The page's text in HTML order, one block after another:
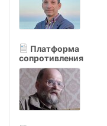
Платформа
сопротивления